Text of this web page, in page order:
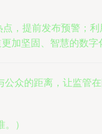
，提前发布预警；
加坚固、智慧的数字
众的距离，让监管
）